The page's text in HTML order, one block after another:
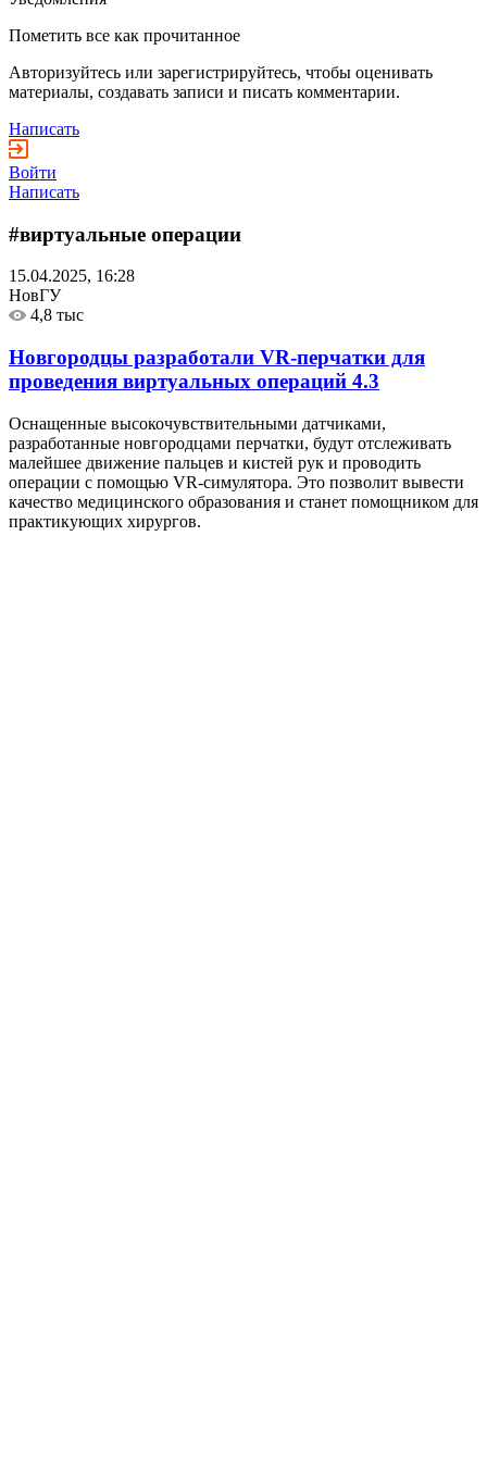
Пометить все как прочитанное
Авторизуйтесь или зарегистрируйтесь, чтобы оценивать
материалы, создавать записи и писать комментарии.
Написать
Войти
Написать
#виртуальные операции
15.04.2025, 16:28
НовГУ
4,8 тыс
Новгородцы разработали VR-перчатки для
проведения виртуальных операций 4.3
Оснащенные высокочувствительными датчиками,
разработанные новгородцами перчатки, будут отслеживать
малейшее движение пальцев и кистей рук и проводить
операции с помощью VR-симулятора. Это позволит вывести
качество медицинского образования и станет помощником для
практикующих хирургов.